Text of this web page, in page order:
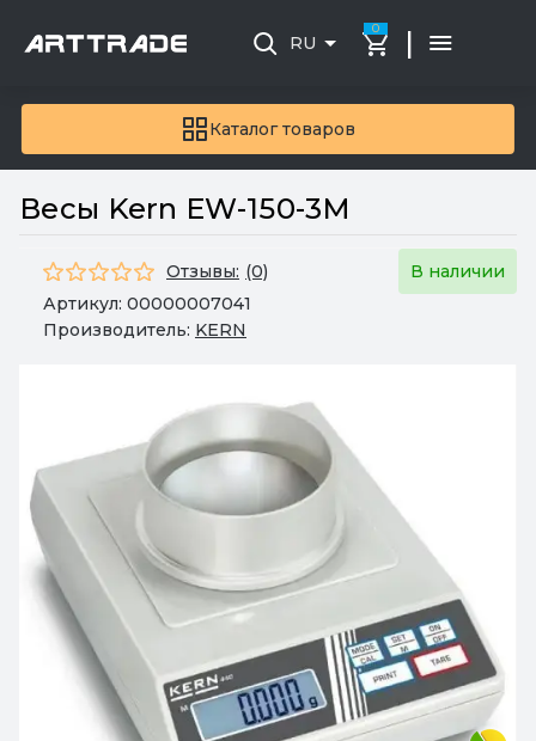
Каталог товаров
RU
0 |
Весы Kern EW-150-3M
Отзывы: (0)
В наличии
Артикул: 00000007041
Производитель: KERN